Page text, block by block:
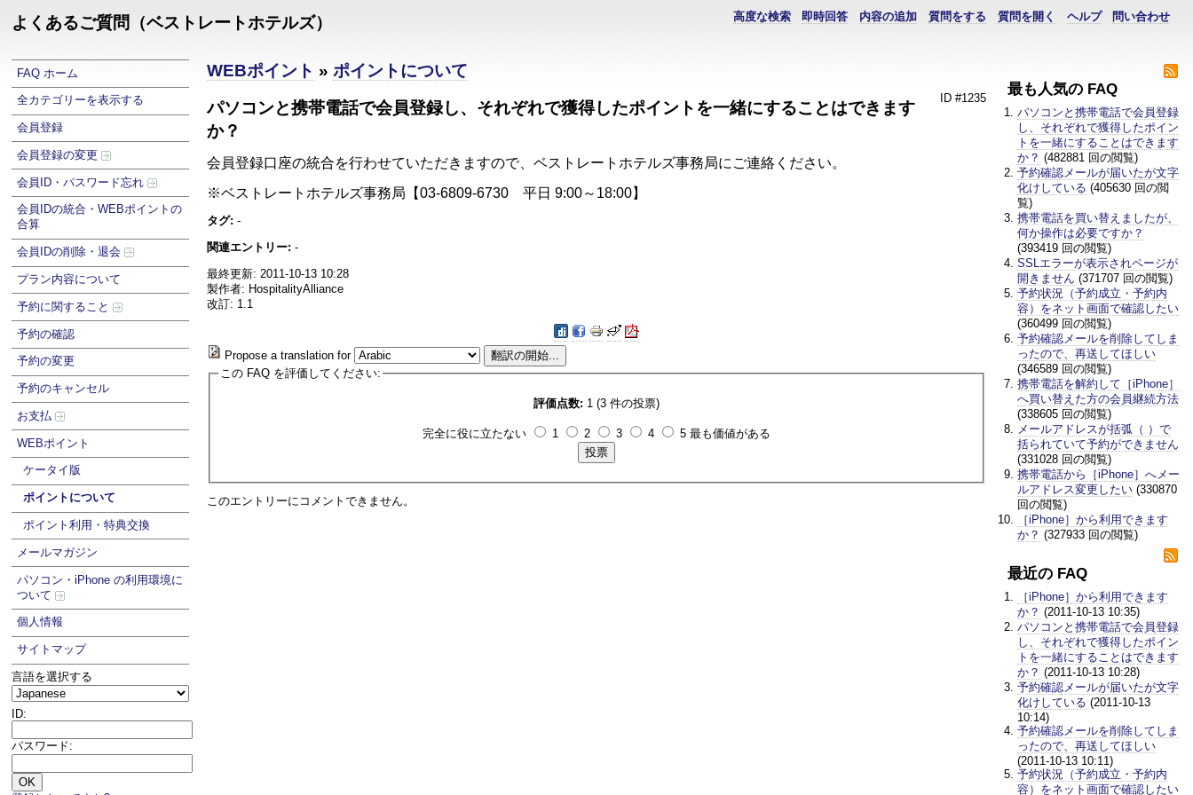
よくあるご質問（ベストレートホテルズ） 問い合わせ
ヘルプ
質問を開く
質問をする
内容の追加
即時回答
高度な検索
FAQ ホーム
全カテゴリーを表示する
会員登録
会員登録の変更
会員ID・パスワード忘れ
会員IDの統合・WEBポイントの
合算
会員IDの削除・退会
プラン内容について
予約に関すること
予約の確認
予約の変更
予約のキャンセル
お支払
WEBポイント
ケータイ版
ポイントについて
ポイント利用・特典交換
メールマガジン
パソコン・iPhone の利用環境に
ついて
個人情報
サイトマップ
言語を選択する
ID:
パスワード:
最も人気の FAQ
パソコンと携帯電話で会員登録
し、それぞれで獲得したポイン
トを一緒にすることはできます
か？ (482881 回の閲覧)
予約確認メールが届いたが文字
化けしている (405630 回の閲
覧)
携帯電話を買い替えましたが、
何か操作は必要ですか？
(393419 回の閲覧)
SSLエラーが表示されページが
開きません (371707 回の閲覧)
予約状況（予約成立・予約内
容）をネット画面で確認したい
(360499 回の閲覧)
予約確認メールを削除してしま
ったので、再送してほしい
(346589 回の閲覧)
携帯電話を解約して［iPhone］
へ買い替えた方の会員継続方法
(338605 回の閲覧)
メールアドレスが括弧（ ）で
括られていて予約ができません
(331028 回の閲覧)
携帯電話から［iPhone］へメー
ルアドレス変更したい (330870
回の閲覧)
［iPhone］から利用できます
か？ (327933 回の閲覧)
最近の FAQ
［iPhone］から利用できます
か？ (2011-10-13 10:35)
パソコンと携帯電話で会員登録
し、それぞれで獲得したポイン
トを一緒にすることはできます
か？ (2011-10-13 10:28)
予約確認メールが届いたが文字
化けしている (2011-10-13
10:14)
予約確認メールを削除してしま
ったので、再送してほしい
(2011-10-13 10:11)
予約状況（予約成立・予約内
容）をネット画面で確認したい
WEBポイント » ポイントについて
ID #1235
パソコンと携帯電話で会員登録し、それぞれで獲得したポイントを一緒にすることはできます
か？
会員登録口座の統合を行わせていただきますので、ベストレートホテルズ事務局にご連絡ください。
※ベストレートホテルズ事務局【03-6809-6730 平日 9:00～18:00】
タグ: -
関連エントリー: -
最終更新: 2011-10-13 10:28
製作者: HospitalityAlliance
改訂: 1.1
Propose a translation for
この FAQ を評価してください:
評価点数: 1 (3 件の投票)
完全に役に立たない 1 2 3 4 5 最も価値がある
このエントリーにコメントできません。